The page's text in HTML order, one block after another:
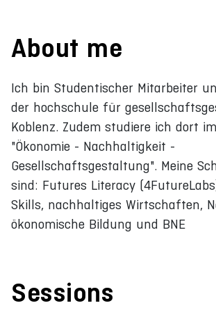
About me
Ich bin Studentischer Mitarbeiter
der hochschule für
Koblenz. Zudem studiere ich dort
"Ökonomie - Nachhaltigkeit -
Gesellschaftsgestaltung". Meine
sind: Futures Literacy
Skills, nachhaltiges Wirtschaften,
ökonomische Bildung und BNE
Sessions